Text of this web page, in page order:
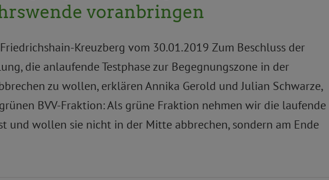
voranbringen
Kreuzberg vom 30.01.2019 Zum Beschluss der
die anlaufende Testphase zur Begegnungszone in der
zu wollen, erklären Annika Gerold und Julian Schwarze,
BVV-Fraktion: Als grüne Fraktion nehmen wir die laufende
und wollen sie nicht in der Mitte abbrechen, sondern am Ende